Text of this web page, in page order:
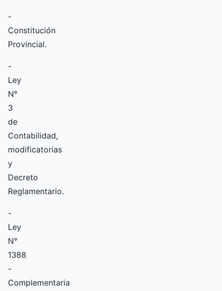
-
Constitución
Provincial.
-
Ley
N°
3
de
Contabilidad,
modificatorias
y
Decreto
Reglamentario.
-
Ley
N°
1388
-
Complementaria